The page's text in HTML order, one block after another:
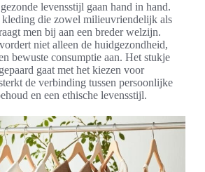
levensstijl gaan hand in hand.
die zowel milieuvriendelijk als
men bij aan een breder welzijn.
niet alleen de huidgezondheid,
bewuste consumptie aan. Het stukje
gaat met het kiezen voor
de verbinding tussen persoonlijke
en een ethische levensstijl.